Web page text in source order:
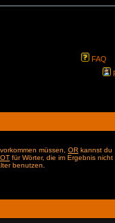
FAQ
müssen, OR kannst du
für Wörter, die im Ergebnis nicht
benutzen.